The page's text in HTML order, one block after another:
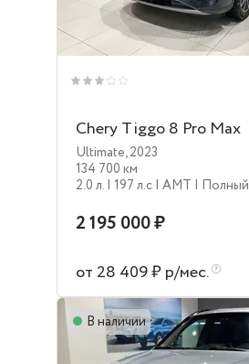
Chery Tiggo 8 Pro Max
Ultimate,2023
134 700 км
2.0 л. | 197 л.c | AMT | Полный
2 195 000 ₽
от 28 409 ₽ р/мес.
В наличии